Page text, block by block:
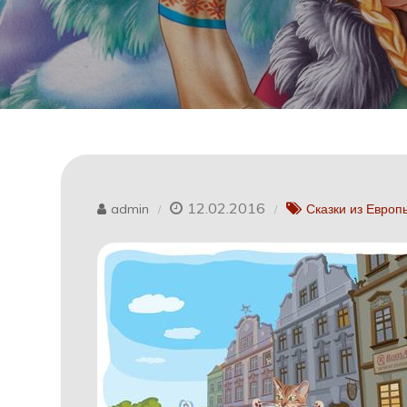
admin 12.02.2016 Сказки из